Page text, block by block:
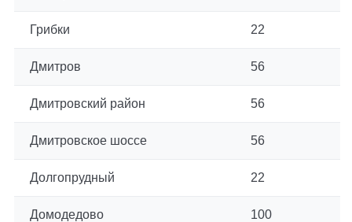
Грибки 22
Дмитров 56
Дмитровский район 56
Дмитровское шоссе 56
Долгопрудный 22
Домодедово 100